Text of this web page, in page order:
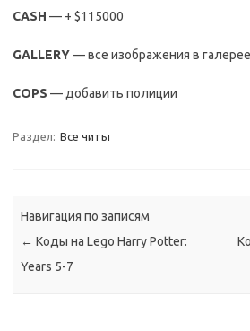
CASH — + $115000
GALLERY— все изображения в
COPS — добавить полиции
Раздел: Все читы
Навигация по записям
← Коды на Lego Harry Potter:
Years 5-7